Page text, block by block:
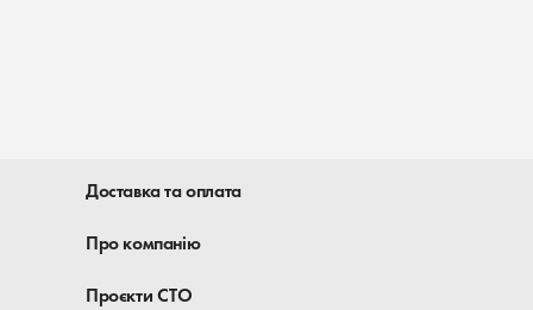
Доставка та оплата
Про компанію
Проєкти СТО